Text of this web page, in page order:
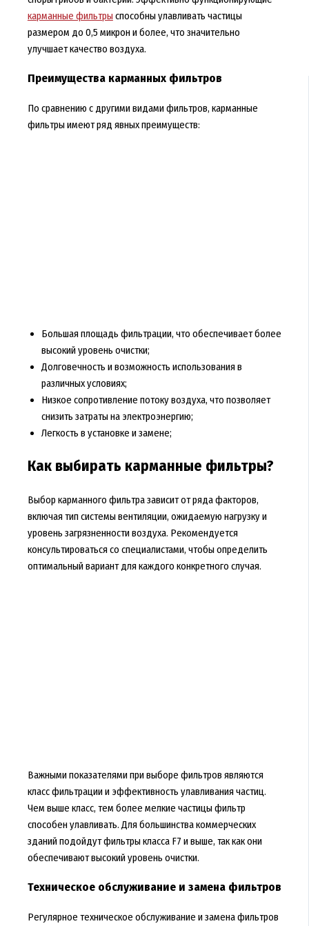
карманные фильтры способны улавливать частицы
размером до 0,5 микрон и более, что значительно
улучшает качество воздуха.
Преимущества карманных фильтров
По сравнению с другими видами фильтров, карманные
фильтры имеют ряд явных преимуществ:
Большая площадь фильтрации, что обеспечивает более
высокий уровень очистки;
Долговечность и возможность использования в
различных условиях;
Низкое сопротивление потоку воздуха, что позволяет
снизить затраты на электроэнергию;
Легкость в установке и замене;
Как выбирать карманные фильтры?
Выбор карманного фильтра зависит от ряда факторов,
включая тип системы вентиляции, ожидаемую нагрузку и
уровень загрязненности воздуха. Рекомендуется
консультироваться со специалистами, чтобы определить
оптимальный вариант для каждого конкретного случая.
Важными показателями при выборе фильтров являются
класс фильтрации и эффективность улавливания частиц.
Чем выше класс, тем более мелкие частицы фильтр
способен улавливать. Для большинства коммерческих
зданий подойдут фильтры класса F7 и выше, так как они
обеспечивают высокий уровень очистки.
Техническое обслуживание и замена фильтров
Регулярное техническое обслуживание и замена фильтров